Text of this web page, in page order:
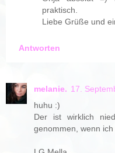
praktisch.
Liebe Grüße und
Antworten
melanie. 17.
huhu :)
Der ist wirklich
genommen, wenn